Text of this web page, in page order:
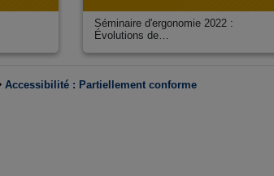
Séminaire d'ergonomie 2022 :
Évolutions de…
Accessibilité : Partiellement conforme